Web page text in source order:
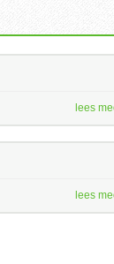
lees
lees